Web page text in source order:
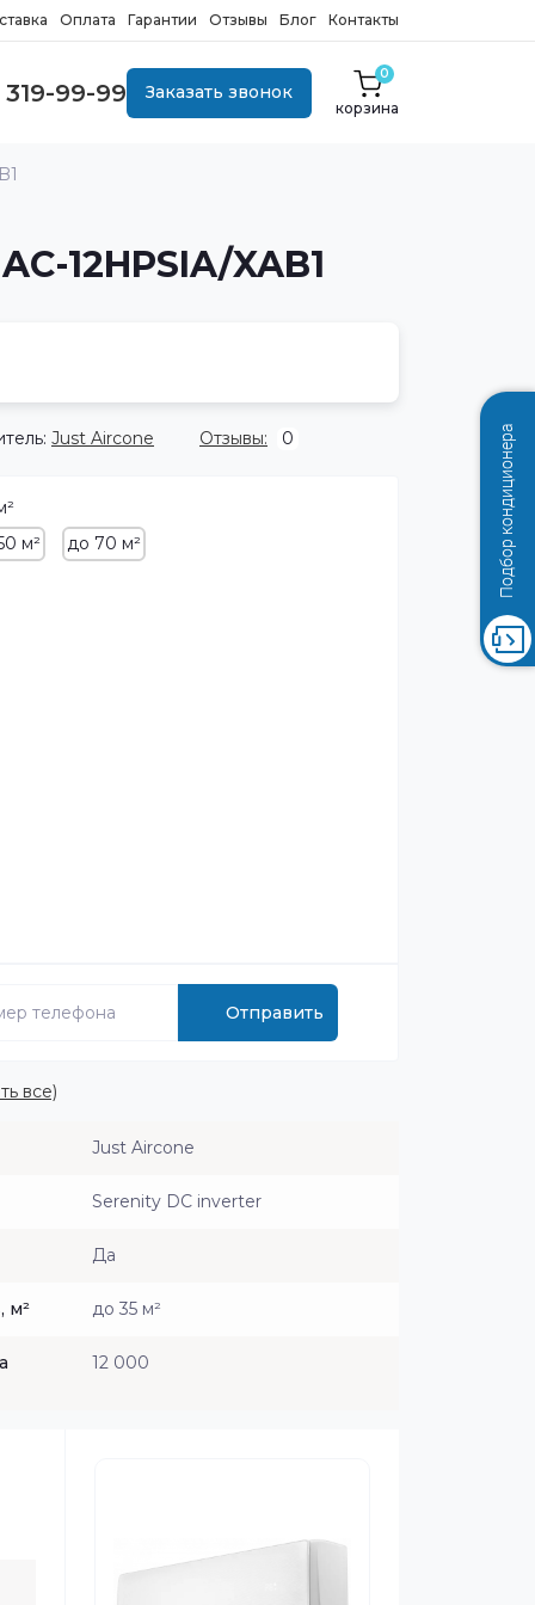
Оплата Гарантии Отзывы Блог Контакты
99-99 Заказать звонок
корзина
0
12HPSIA/XAB1
Just Aircone Отзывы: 0
м²
до 70 м²
Отправить
все)
Just Aircone
Serenity DC inverter
Да
м² до 35 м²
12 000
Подбор кондиционера